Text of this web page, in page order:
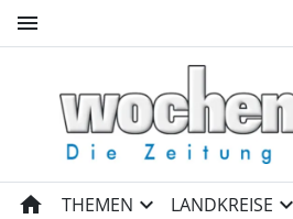
menu
Verkehrsunfall
home THEMEN expand_more LANDKREISE expand_more